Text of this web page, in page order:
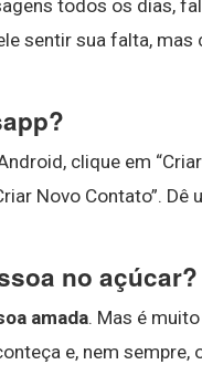
todos os dias,
sentir sua falta, mas
clique em
Novo Contato”. Dê
no açúcar?
amada. Mas é
e, nem sempre,